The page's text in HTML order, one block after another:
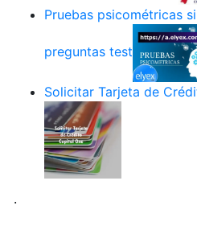
Pruebas psicométricas
preguntas test
Solicitar Tarjeta de
.